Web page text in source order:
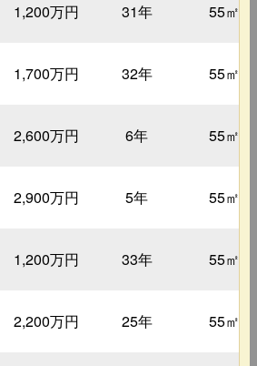
1,200万円 31年 55㎡
1,700万円 32年 55㎡
2,600万円 6年 55㎡
2,900万円 5年 55㎡
1,200万円 33年 55㎡
2,200万円 25年 55㎡